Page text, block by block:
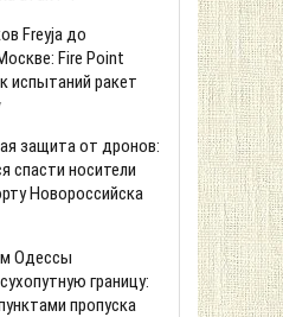
Freyja до
Fire Point
испытаний ракет
защита от дронов:
спасти носители
Новороссийска
Одессы
границу:
пропуска